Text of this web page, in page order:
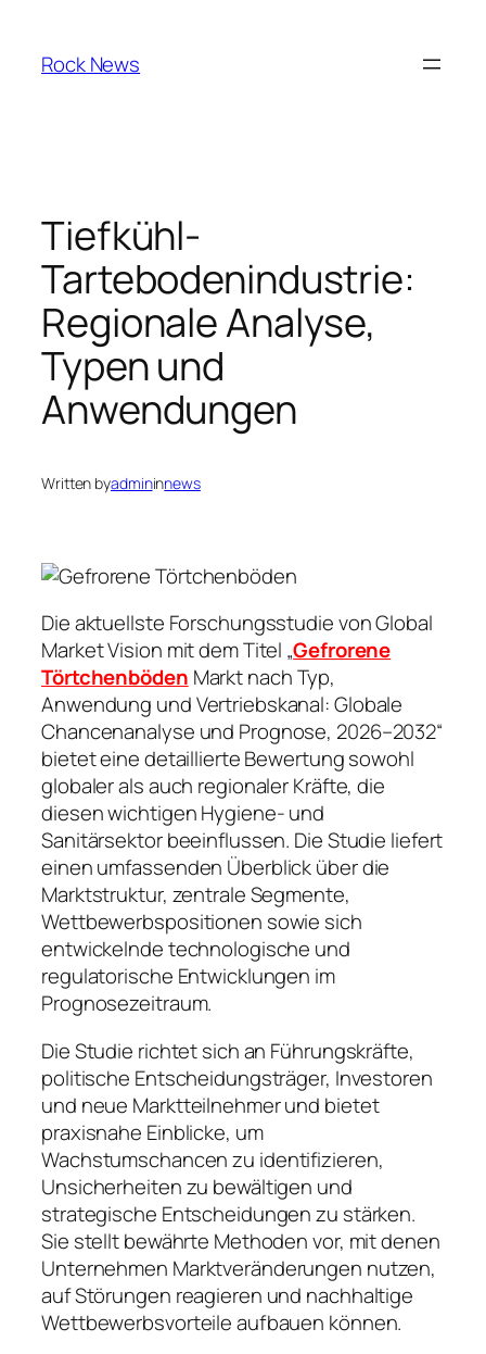
content
Rock News
Tiefkühl-
Tartebodenindustrie:
Regionale Analyse,
Typen und
Anwendungen
Written byadmininnews
Die aktuellste Forschungsstudie von Global
Market Vision mit dem Titel „Gefrorene
Törtchenböden Markt nach Typ,
Anwendung und Vertriebskanal: Globale
Chancenanalyse und Prognose, 2026–2032“
bietet eine detaillierte Bewertung sowohl
globaler als auch regionaler Kräfte, die
diesen wichtigen Hygiene- und
Sanitärsektor beeinflussen. Die Studie liefert
einen umfassenden Überblick über die
Marktstruktur, zentrale Segmente,
Wettbewerbspositionen sowie sich
entwickelnde technologische und
regulatorische Entwicklungen im
Prognosezeitraum.
Die Studie richtet sich an Führungskräfte,
politische Entscheidungsträger, Investoren
und neue Marktteilnehmer und bietet
praxisnahe Einblicke, um
Wachstumschancen zu identifizieren,
Unsicherheiten zu bewältigen und
strategische Entscheidungen zu stärken.
Sie stellt bewährte Methoden vor, mit denen
Unternehmen Marktveränderungen nutzen,
auf Störungen reagieren und nachhaltige
Wettbewerbsvorteile aufbauen können.